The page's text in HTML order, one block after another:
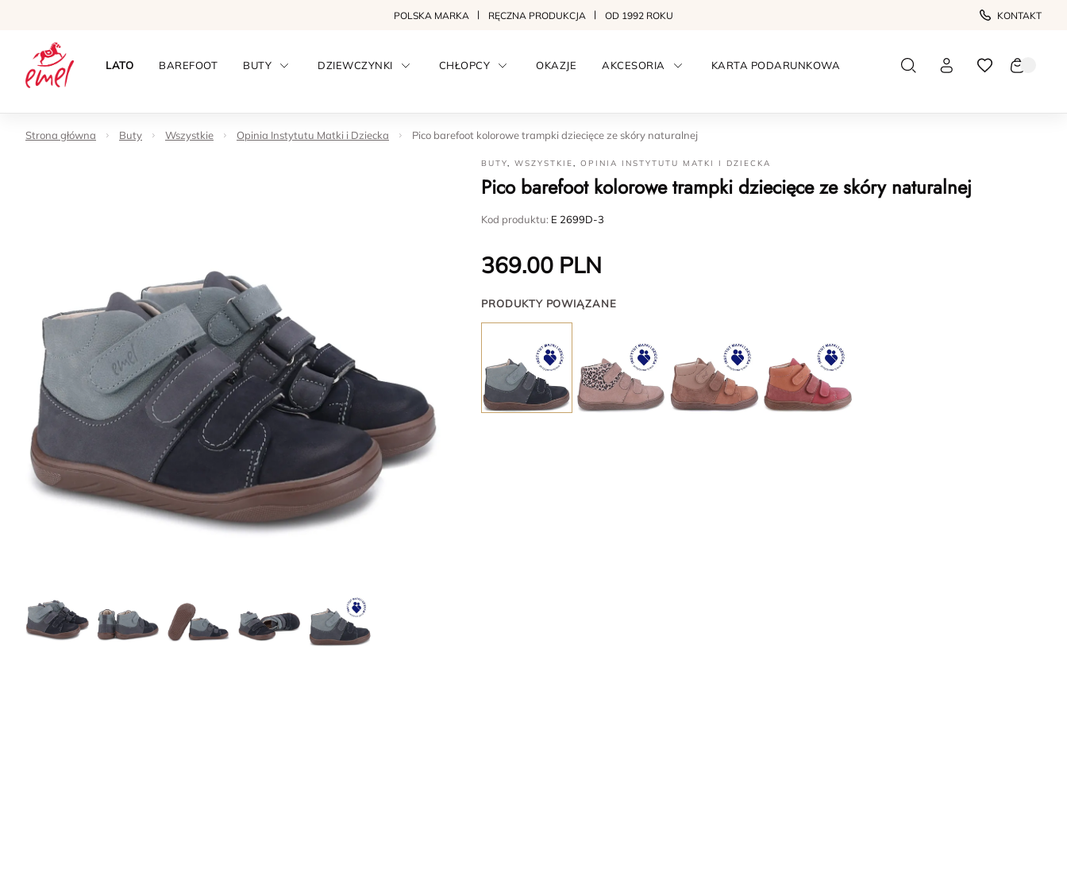
POLSKA MARKA RĘCZNA PRODUKCJA OD 1992 ROKU KONTAKT
LATO BAREFOOT BUTY DZIEWCZYNKI CHŁOPCY OKAZJE AKCESORIA KARTA PODARUNKOWA
Strona główna Buty Wszystkie Opinia Instytutu Matki i Dziecka Pico barefoot kolorowe trampki dziecięce ze skóry naturalnej
BUTY,WSZYSTKIE,OPINIA INSTYTUTU MATKI I DZIECKA
Pico barefoot kolorowe trampki dziecięce ze skóry naturalnej
Kod produktu: E 2699D-3
369.00 PLN
PRODUKTY POWIĄZANE